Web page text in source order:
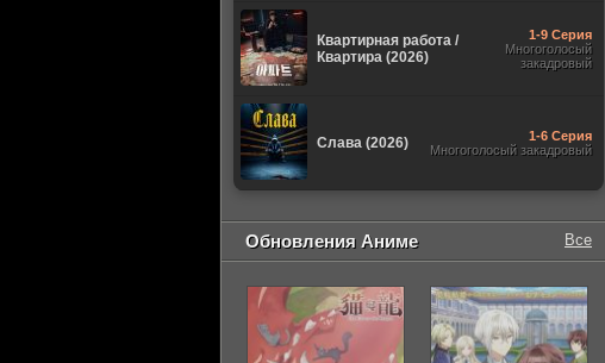
Квартирная работа /
Квартира (2026)
1-9 Серия
Многоголосый
закадровый
Слава (2026)
1-6 Серия
Многоголосый закадровый
Обновления Аниме Все